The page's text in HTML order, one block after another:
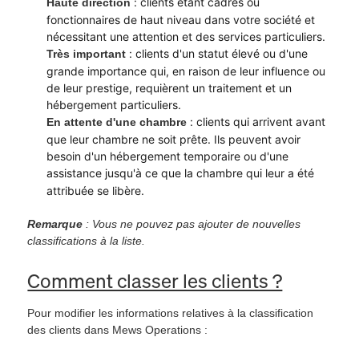
fonctionnaires de haut niveau dans votre société et
nécessitant une attention et des services particuliers.
Très important : clients d'un statut élevé ou d'une
grande importance qui, en raison de leur influence ou
de leur prestige, requièrent un traitement et un
hébergement particuliers.
En attente d'une chambre : clients qui arrivent avant
que leur chambre ne soit prête. Ils peuvent avoir
besoin d'un hébergement temporaire ou d'une
assistance jusqu'à ce que la chambre qui leur a été
attribuée se libère.
Remarque : Vous ne pouvez pas ajouter de nouvelles
classifications à la liste.
Comment classer les clients ?
Pour modifier les informations relatives à la classification
des clients dans Mews Operations :